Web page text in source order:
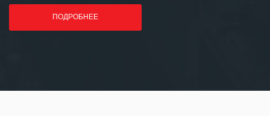
ПОДРОБНЕЕ